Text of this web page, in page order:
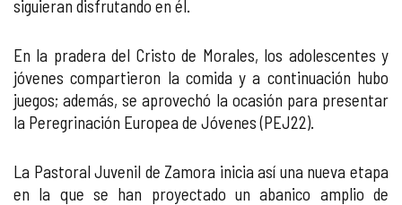
siguieran disfrutando en él.
En la pradera del Cristo de Morales, los adolescentes y
jóvenes compartieron la comida y a continuación hubo
juegos; además, se aprovechó la ocasión para presentar
la Peregrinación Europea de Jóvenes (PEJ22).
La Pastoral Juvenil de Zamora inicia así una nueva etapa
en la que se han proyectado un abanico amplio de